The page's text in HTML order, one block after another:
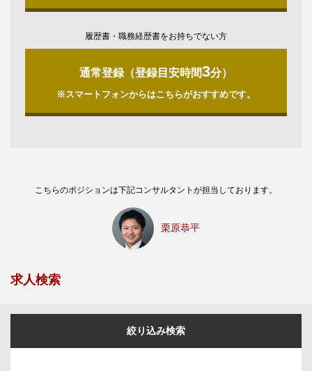
履歴書・職務経歴書をお持ちでない方
通常登録（登録目安時間3分）
※スマートフォンからはこちらがおすすめです。
こちらのポジションは下記コンサルタントが担当しております。
栗原恭平
求人検索
絞り込み検索